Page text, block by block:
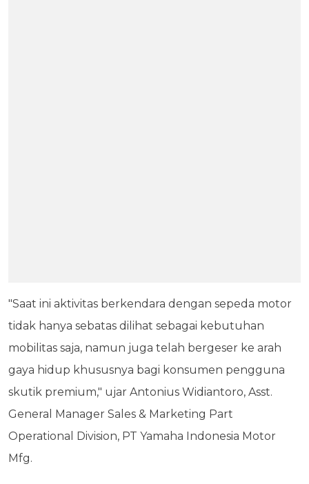
"Saat ini aktivitas berkendara dengan sepeda motor
tidak hanya sebatas dilihat sebagai kebutuhan
mobilitas saja, namun juga telah bergeser ke arah
gaya hidup khususnya bagi konsumen pengguna
skutik premium," ujar Antonius Widiantoro, Asst.
General Manager Sales & Marketing Part
Operational Division, PT Yamaha Indonesia Motor
Mfg.